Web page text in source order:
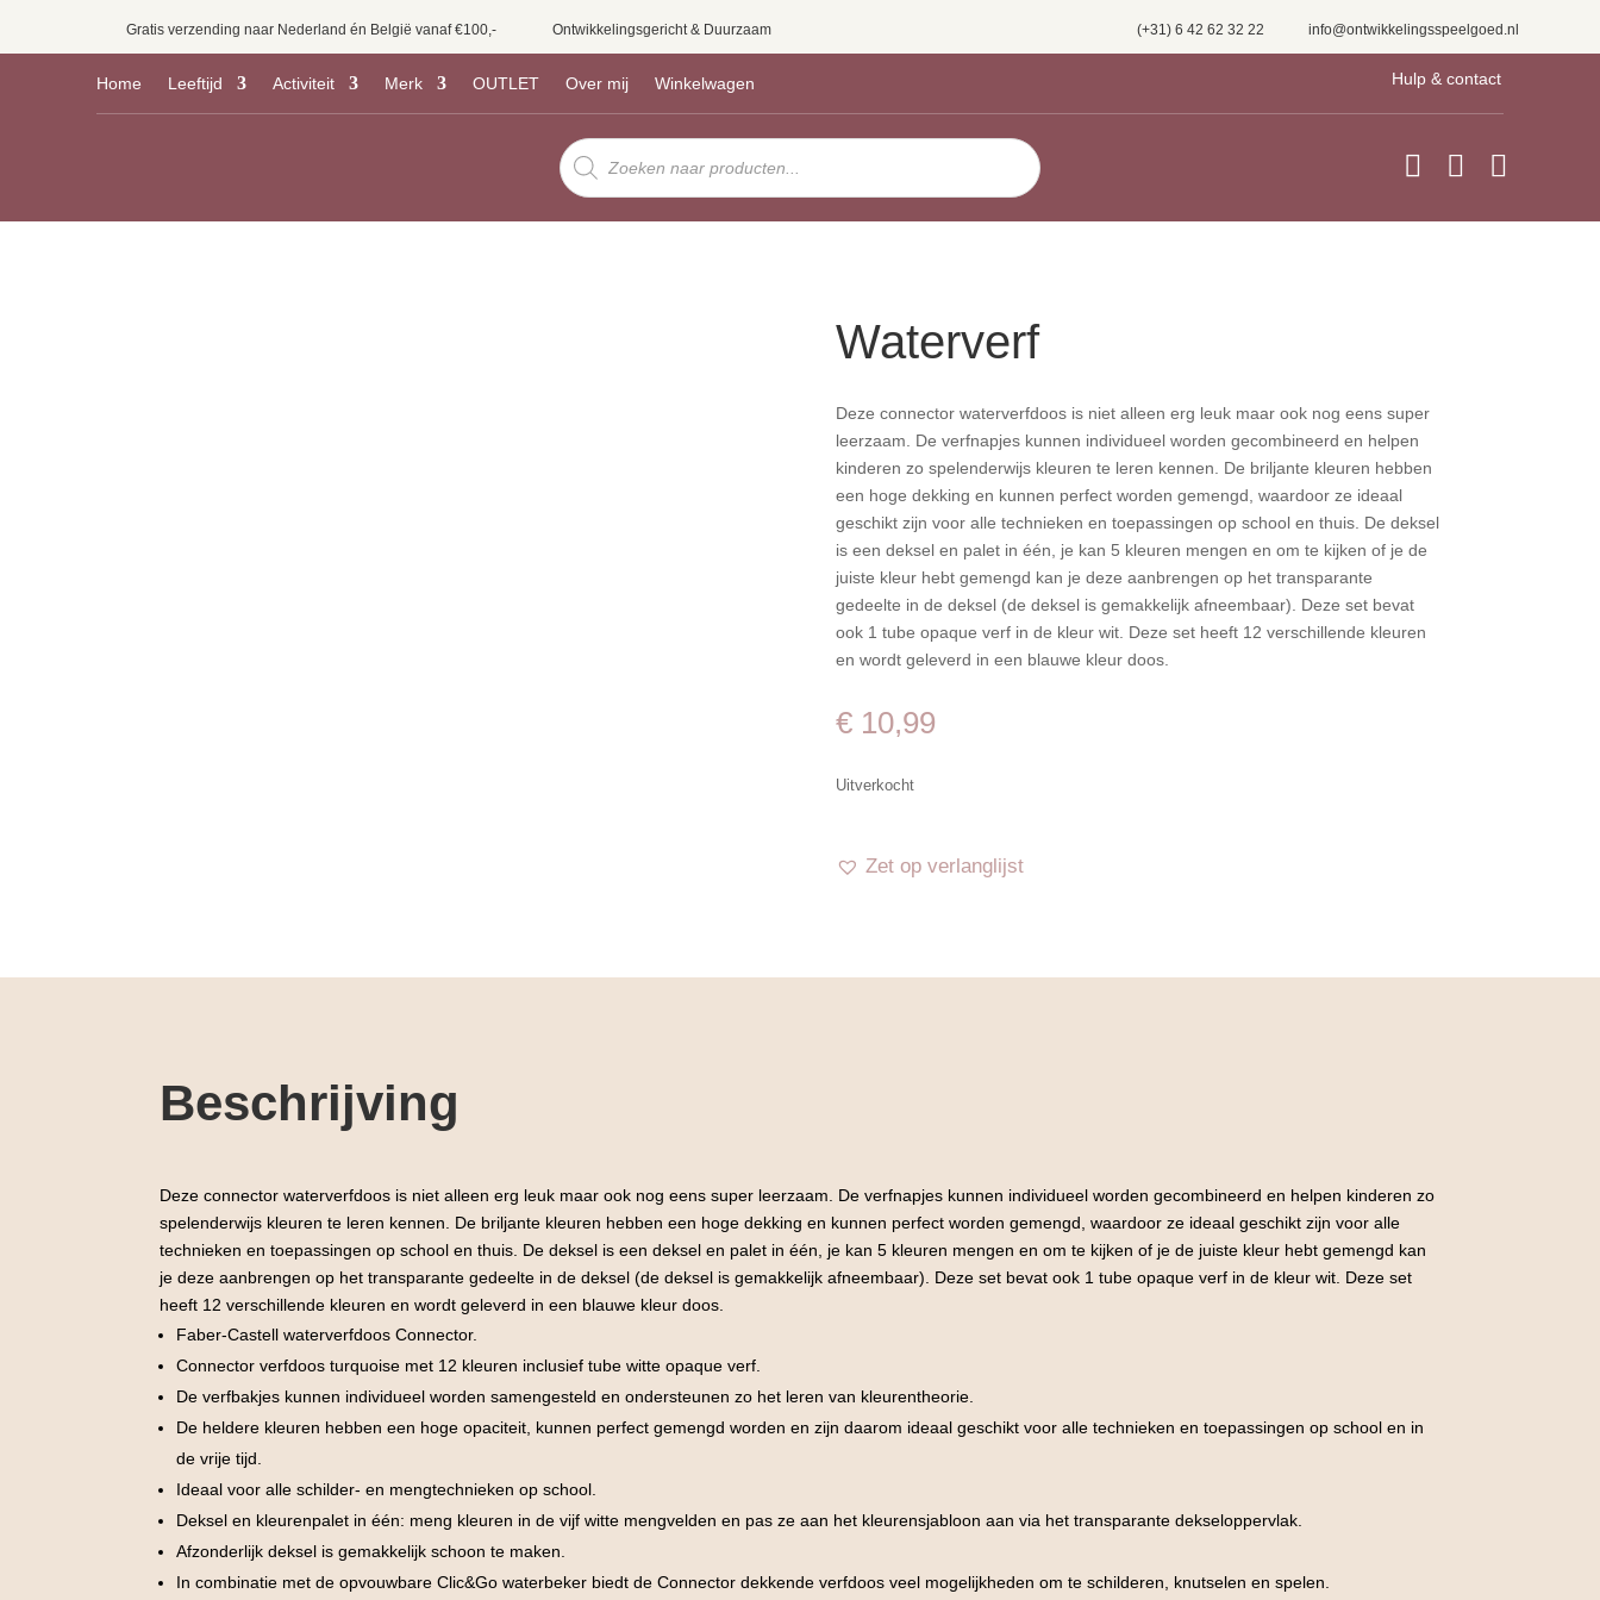
Gratis verzending naar Nederland én België vanaf €100,- Ontwikkelingsgericht & Duurzaam info@ontwikkelingsspeelgoed.nl
(+31) 6 42 62 32 22
Home Leeftijd Activiteit Merk OUTLET Over mij Winkelwagen Hulp & contact
Producten
zoeken
  
Waterverf
Deze connector waterverfdoos is niet alleen erg leuk maar ook nog eens super
leerzaam. De verfnapjes kunnen individueel worden gecombineerd en helpen
kinderen zo spelenderwijs kleuren te leren kennen. De briljante kleuren hebben
een hoge dekking en kunnen perfect worden gemengd, waardoor ze ideaal
geschikt zijn voor alle technieken en toepassingen op school en thuis. De deksel
is een deksel en palet in één, je kan 5 kleuren mengen en om te kijken of je de
juiste kleur hebt gemengd kan je deze aanbrengen op het transparante
gedeelte in de deksel (de deksel is gemakkelijk afneembaar). Deze set bevat
ook 1 tube opaque verf in de kleur wit. Deze set heeft 12 verschillende kleuren
en wordt geleverd in een blauwe kleur doos.
€10,99
Uitverkocht
Zet op verlanglijst
Beschrijving
Deze connector waterverfdoos is niet alleen erg leuk maar ook nog eens super leerzaam. De verfnapjes kunnen individueel worden gecombineerd en helpen kinderen zo
spelenderwijs kleuren te leren kennen. De briljante kleuren hebben een hoge dekking en kunnen perfect worden gemengd, waardoor ze ideaal geschikt zijn voor alle
technieken en toepassingen op school en thuis. De deksel is een deksel en palet in één, je kan 5 kleuren mengen en om te kijken of je de juiste kleur hebt gemengd kan
je deze aanbrengen op het transparante gedeelte in de deksel (de deksel is gemakkelijk afneembaar). Deze set bevat ook 1 tube opaque verf in de kleur wit. Deze set
heeft 12 verschillende kleuren en wordt geleverd in een blauwe kleur doos.
Faber-Castell waterverfdoos Connector.
Connector verfdoos turquoise met 12 kleuren inclusief tube witte opaque verf.
De verfbakjes kunnen individueel worden samengesteld en ondersteunen zo het leren van kleurentheorie.
De heldere kleuren hebben een hoge opaciteit, kunnen perfect gemengd worden en zijn daarom ideaal geschikt voor alle technieken en toepassingen op school en in
de vrije tijd.
Ideaal voor alle schilder- en mengtechnieken op school.
Deksel en kleurenpalet in één: meng kleuren in de vijf witte mengvelden en pas ze aan het kleurensjabloon aan via het transparante dekseloppervlak.
Afzonderlijk deksel is gemakkelijk schoon te maken.
In combinatie met de opvouwbare Clic&Go waterbeker biedt de Connector dekkende verfdoos veel mogelijkheden om te schilderen, knutselen en spelen.